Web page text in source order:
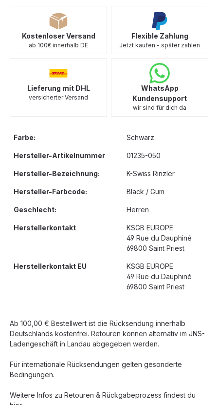
Kostenloser Versand
ab 100€ innerhalb DE
Flexible Zahlung
Jetzt kaufen - später zahlen
Lieferung mit DHL
versicherter Versand
WhatsApp
Kundensupport
wir sind für dich da
Farbe: Schwarz
Hersteller-Artikelnummer 01235-050
Hersteller-Bezeichnung: K-Swiss Rinzler
Hersteller-Farbcode: Black / Gum
Geschlecht: Herren
Herstellerkontakt
KSGB EUROPE
49 Rue du Dauphiné
69800 Saint Priest
Herstellerkontakt EU
KSGB EUROPE
49 Rue du Dauphiné
69800 Saint Priest
Ab 100,00 € Bestellwert ist die Rücksendung innerhalb
Deutschlands kostenfrei. Retouren können alternativ im JNS-
Ladengeschäft in Landau abgegeben werden.
Für internationale Rücksendungen gelten gesonderte
Bedingungen.
Weitere Infos zu Retouren & Rückgabeprozess findest du